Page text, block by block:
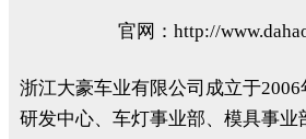
官网：http://
浙江大豪车业有限公司成立于
研发中心、车灯事业部、模具事业